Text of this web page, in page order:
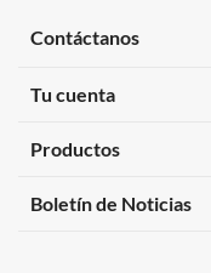
Contáctanos
Tu cuenta
Productos
Boletín de Noticias